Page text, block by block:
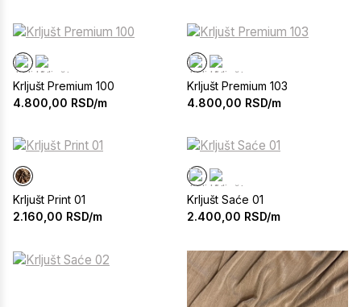
Krljušt Premium 100
4.800,00 RSD/m
Krljušt Premium 103
4.800,00 RSD/m
Krljušt Print 01
2.160,00 RSD/m
Krljušt Saće 01
2.400,00 RSD/m